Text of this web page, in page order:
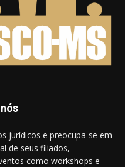
jurídicos e preocupa-se em
de seus filiados,
como workshops e